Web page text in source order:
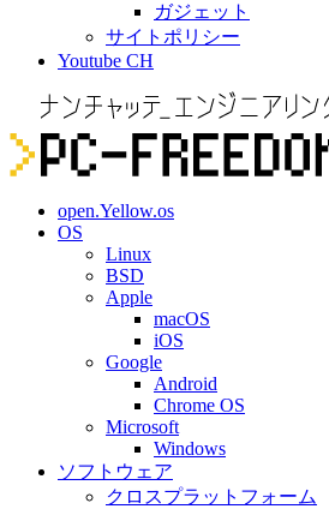
ガジェット
サイトポリシー
Youtube CH
open.Yellow.os
OS
Linux
BSD
Apple
macOS
iOS
Google
Android
Chrome OS
Microsoft
Windows
ソフトウェア
クロスプラットフォーム